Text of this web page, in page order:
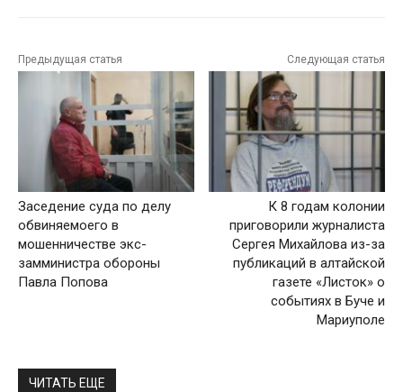
Предыдущая статья
Заседение суда по делу
обвиняемоего в
мошенничестве экс-
замминистра обороны
Павла Попова
Следующая статья
К 8 годам колонии
приговорили журналиста
Сергея Михайлова из-за
публикаций в алтайской
газете «Листок» о
событиях в Буче и
Мариуполе
ЧИТАТЬ ЕЩЕ